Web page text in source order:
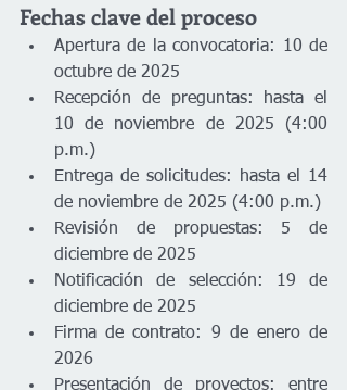
Fechas clave del proceso
Apertura de la convocatoria: 10 de
octubre de 2025
Recepción de preguntas: hasta el
10 de noviembre de 2025 (4:00
p.m.)
Entrega de solicitudes: hasta el 14
de noviembre de 2025 (4:00 p.m.)
Revisión de propuestas: 5 de
diciembre de 2025
Notificación de selección: 19 de
diciembre de 2025
Firma de contrato: 9 de enero de
2026
Presentación de proyectos: entre